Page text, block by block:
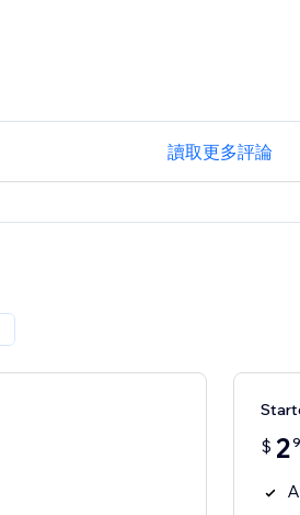
讀取更多評論
$ 2